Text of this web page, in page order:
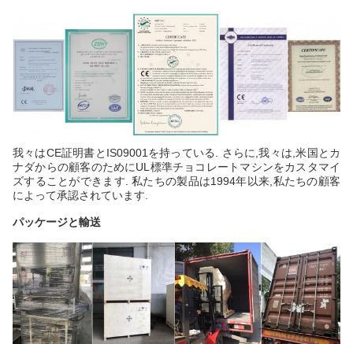
我々はCE証明書とIS09001を持っている. さらに,我々は,米国とカ
ナダからの顧客のためにUL標準チョコレートマシンをカスタマイ
ズすることができます. 私たちの製品は1994年以来,私たちの顧客
によって承認されています.
パッケージと輸送